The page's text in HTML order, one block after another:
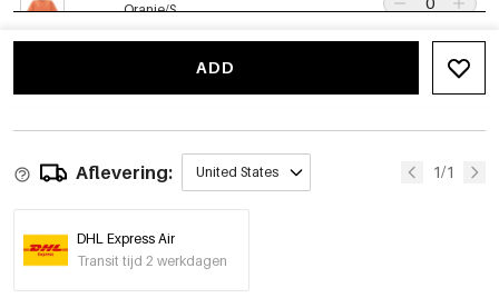
Oranje/S €7,95
€7,95
Oranje/L
0605908-731 L €7,95
Oranje/XL
0605908-731 XL
ADD
Aflevering: United States 1/1
DHL Express Air
Transit tijd 2 werkdagen